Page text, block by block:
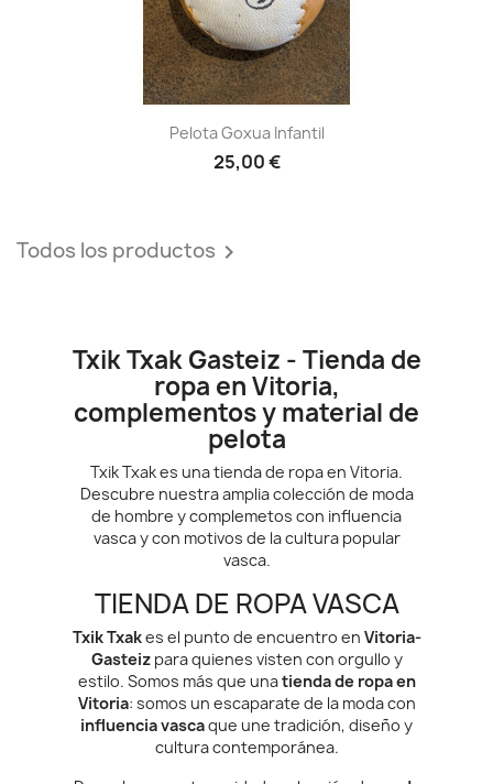
Pelota Goxua Infantil
25,00 €
Todos los productos 
Txik Txak Gasteiz - Tienda de
ropa en Vitoria,
complementos y material de
pelota
Txik Txak es una tienda de ropa en Vitoria.
Descubre nuestra amplia colección de moda
de hombre y complemetos con influencia
vasca y con motivos de la cultura popular
vasca.
TIENDA DE ROPA VASCA
Txik Txakes el punto de encuentro en Vitoria-
Gasteizpara quienes visten con orgullo y
estilo. Somos más que unatienda de ropa en
Vitoria: somos un escaparate de la moda con
influencia vascaque une tradición, diseño y
cultura contemporánea.